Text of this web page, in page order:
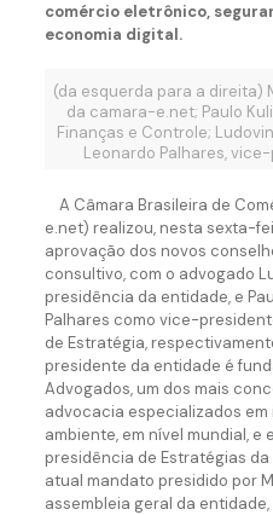
comércio eletrônico,
economia digital.
(da esquerda para a direita)
da camara-e.net; Paulo
Finanças e Controle;
Leonardo Palhares,
A Câmara Brasileira de
e.net) realizou, nesta sexta-
aprovação dos novos
consultivo, com o advogado
presidência da entidade, e
Palhares como vice-
de Estratégia,
presidente da entidade é
Advogados, um dos mais
advocacia especializados
ambiente, em nível mundial,
presidência de Estratégias
atual mandato presidido por
assembleia geral da